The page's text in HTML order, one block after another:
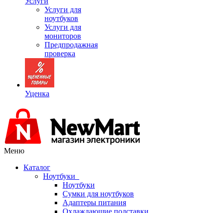
Услуги для
ноутбуков
Услуги для
мониторов
Предпродажная
проверка
Уценка
Меню
Каталог
Ноутбуки
Ноутбуки
Сумки для ноутбуков
Адаптеры питания
Охлаждающие подставки